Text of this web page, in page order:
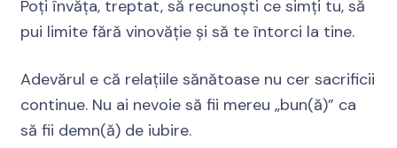
Poți învăța, treptat, să recunoști ce simți tu, să
pui limite fără vinovăție și să te întorci la tine.
Adevărul e că relațiile sănătoase nu cer sacrificii
continue. Nu ai nevoie să fii mereu „bun(ă)” ca
să fii demn(ă) de iubire.